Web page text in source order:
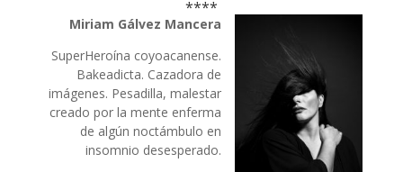
****
Miriam Gálvez Mancera
SuperHeroína coyoacanense.
Bakeadicta. Cazadora de
imágenes. Pesadilla, malestar
creado por la mente enferma
de algún noctámbulo en
insomnio desesperado.